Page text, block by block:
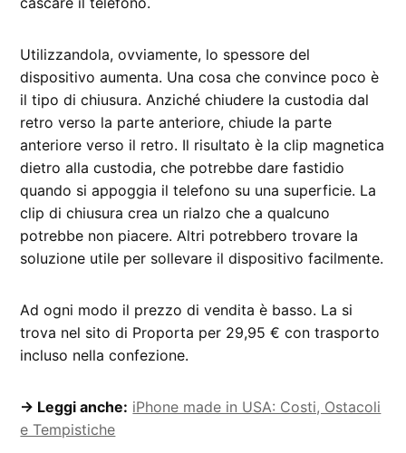
Utilizzandola, ovviamente, lo spessore del
dispositivo aumenta. Una cosa che convince poco è
il tipo di chiusura. Anziché chiudere la custodia dal
retro verso la parte anteriore, chiude la parte
anteriore verso il retro. Il risultato è la clip magnetica
dietro alla custodia, che potrebbe dare fastidio
quando si appoggia il telefono su una superficie. La
clip di chiusura crea un rialzo che a qualcuno
potrebbe non piacere. Altri potrebbero trovare la
soluzione utile per sollevare il dispositivo facilmente.
Ad ogni modo il prezzo di vendita è basso. La si
trova nel sito di Proporta per 29,95 € con trasporto
incluso nella confezione.
→ Leggi anche: iPhone made in USA: Costi, Ostacoli
e Tempistiche